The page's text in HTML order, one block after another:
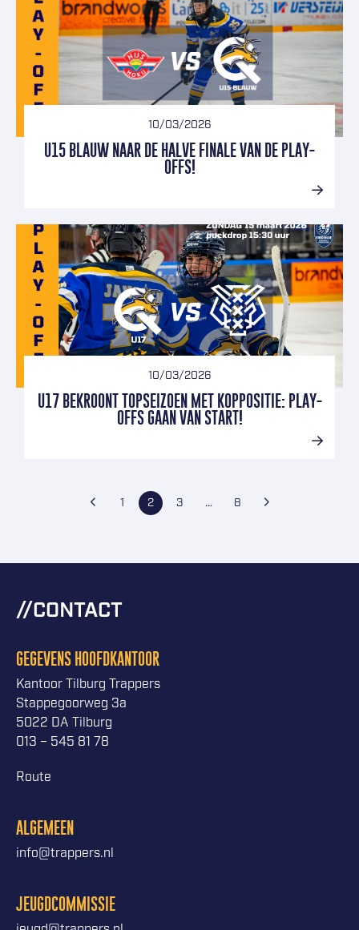
10/03/2026
U15 BLAUW NAAR DE HALVE FINALE VAN DE PLAY-
OFFS!
10/03/2026
U17 BEKROONT TOPSEIZOEN MET KOPPOSITIE: PLAY-
OFFS GAAN VAN START!
Vorige pagina
Pagina
1 Pagina
2 Pagina
3 … Pagina
8 Volgende pagina
CONTACT
GEGEVENS HOOFDKANTOOR
Kantoor Tilburg Trappers
Stappegoorweg 3a
5022 DA Tilburg
013 – 545 81 78
Route
ALGEMEEN
info@trappers.nl
JEUGDCOMMISSIE